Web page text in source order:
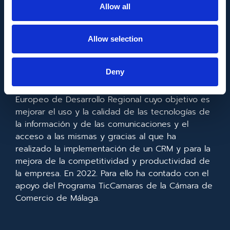
Allow all
Allow selection
Deny
FONDO EUROPEO DE DESARROLLO REGIONAL
Metadata SL ha sido beneficiaria del Fondo
Europeo de Desarrollo Regional cuyo objetivo es
mejorar el uso y la calidad de las tecnologías de
la información y de las comunicaciones y el
acceso a las mismas y gracias al que ha
realizado la implementación de un CRM y para la
mejora de la competitividad y productividad de
la empresa. En 2022. Para ello ha contado con el
apoyo del Programa TicCamaras de la Cámara de
Comercio de Málaga.